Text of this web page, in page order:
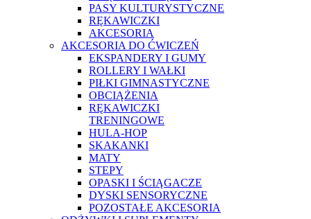
PASY KULTURYSTYCZNE
RĘKAWICZKI
AKCESORIA
AKCESORIA DO ĆWICZEŃ
EKSPANDERY I GUMY
ROLLERY I WAŁKI
PIŁKI GIMNASTYCZNE
OBCIĄŻENIA
RĘKAWICZKI
TRENINGOWE
HULA-HOP
SKAKANKI
MATY
STEPY
OPASKI I ŚCIĄGACZE
DYSKI SENSORYCZNE
POZOSTAŁE AKCESORIA